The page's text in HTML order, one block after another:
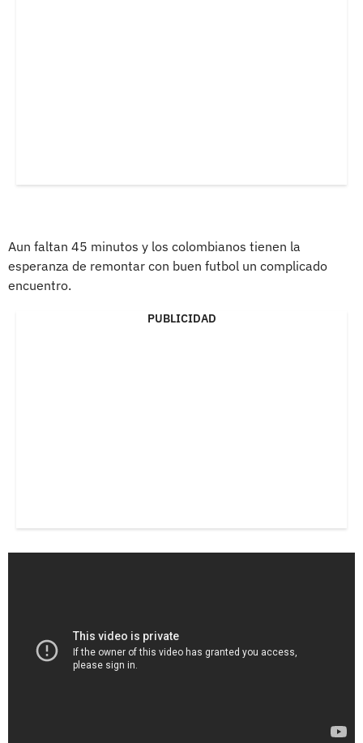
Aun faltan 45 minutos y los colombianos tienen la
esperanza de remontar con buen futbol un complicado
encuentro.
PUBLICIDAD